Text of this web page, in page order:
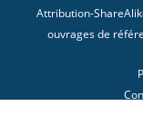
Attribution-
ouvrages de